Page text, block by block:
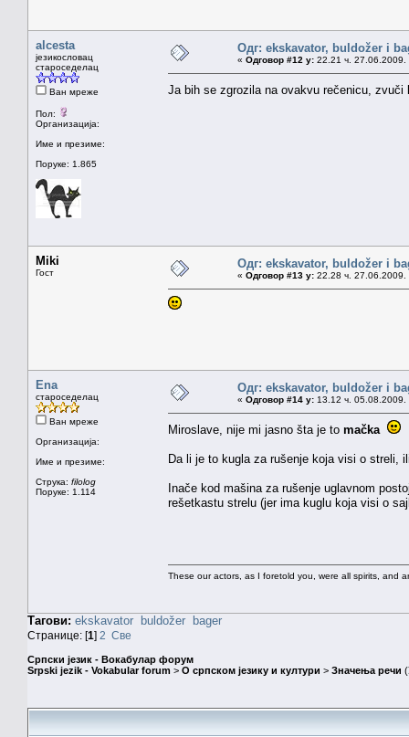
alcesta
језикословац
староседелац
Ван мреже
Пол:
Организација:
Име и презиме:
Поруке: 1.865
Одг: ekskavator, buldožer i
« Одговор #12 у: 22.21 ч. 27.06.2009.
Ja bih se zgrozila na ovakvu rečenicu,
Miki
Гост
Одг: ekskavator, buldožer i
« Одговор #13 у: 22.28 ч. 27.06.2009.
Ena
староседелац
Ван мреже
Организација:
Име и презиме:
Струка: filolog
Поруке: 1.114
Одг: ekskavator, buldožer i
« Одговор #14 у: 13.12 ч. 05.08.2009.
Miroslave, nije mi jasno šta je to mačka
Da li je to kugla za rušenje koja visi o streli,
Inače kod mašina za rušenje uglavnom
rešetkastu strelu (jer ima kuglu koja visi o
These our actors, as I foretold you, were all spirits, and
Тагови: ekskavator buldožer bager
Странице: [1] 2 Све
Српски језик - Вокабулар форум
Srpski jezik - Vokabular forum > О српском језику и култури > Значења речи